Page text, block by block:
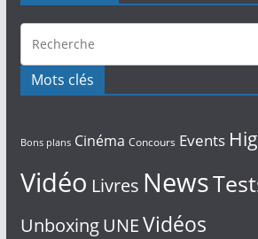
Mots clés
Bons plans Cinéma Concours Events
Vidéo Livres News
UnboxingUNEVidéos